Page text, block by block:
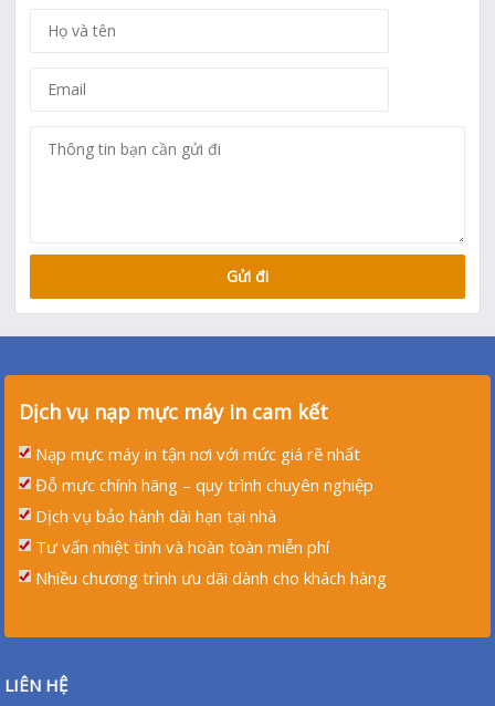
Dịch vụ nạp mực máy in cam kết
Nạp mực máy in tận nơi với mức giá rẽ nhất
Đỗ mực chính hãng – quy trình chuyên nghiệp
Dịch vụ bảo hành dài hạn tại nhà
Tư vấn nhiệt tình và hoàn toàn miễn phí
Nhiều chương trình ưu dãi dành cho khách hàng
LIÊN HỆ